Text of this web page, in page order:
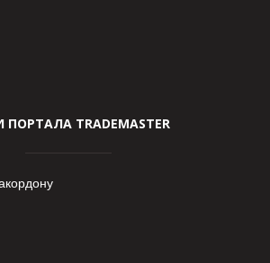
TRADEMASTER